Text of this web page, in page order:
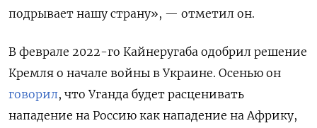
подрывает нашу страну», — отметил он.
В феврале 2022-го Кайнеругаба одобрил решение
Кремля о начале войны в Украине. Осенью он
говорил, что Уганда будет расценивать
нападение на Россию как нападение на Африку,